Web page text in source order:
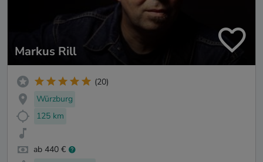
Markus Rill
(20)
Würzburg
125 km
ab 440 €